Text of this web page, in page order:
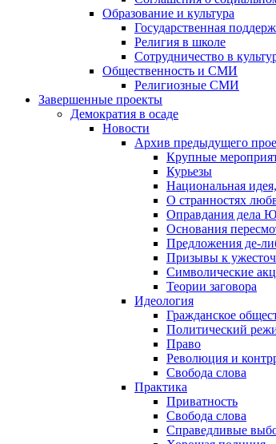
Образование и культура
Государственная
Религия в школе
Сотрудничество в
Общественность и СМИ
Религиозные СМИ
Завершенные проекты
Демократия в осаде
Новости
Архив предыдущего
Крупные
Курьезы
Национальная
О странностях
Оправдания дела
Основания
Предложения де-
Призывы к
Символические
Теории заговора
Идеология
Гражданское
Политический
Право
Революция и
Свобода слова
Практика
Приватность
Свобода слова
Справедливые